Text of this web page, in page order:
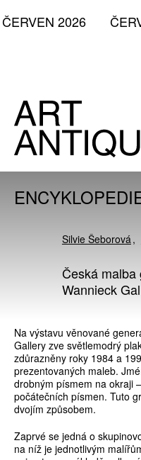
ČERVEN 2026
Silvie Šeborová
Česká malba
Wannieck
Na výstavu věnované
Gallery zve světlemodrý
zdůrazněny roky 1984 a
prezentovaných maleb.
drobným písmem na okraji
počátečních písmen. Tuto
dvojím způsobem.
Zaprvé se jedná o
na níž je jednotlivým